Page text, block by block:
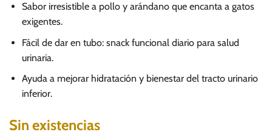
Sabor irresistible a pollo y arándano que encanta a gatos
exigentes.
Fácil de dar en tubo: snack funcional diario para salud
urinaria.
Ayuda a mejorar hidratación y bienestar del tracto urinario
inferior.
Sin existencias